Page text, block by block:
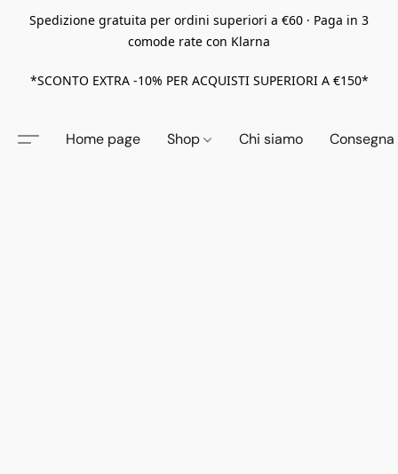
Spedizione gratuita per ordini superiori a €60 · Paga in 3
comode rate con Klarna
*SCONTO EXTRA -10% PER ACQUISTI SUPERIORI A €150*
Home page Shop Chi siamo Consegna